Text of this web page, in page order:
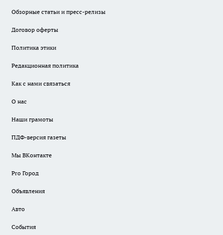
Обзорные статьи и пресс-релизы
Договор оферты
Политика этики
Редакционная политика
Как с нами связаться
О нас
Наши грамоты
ПДФ-версия газеты
Мы ВКонтакте
Pro Город
Объявления
Авто
События